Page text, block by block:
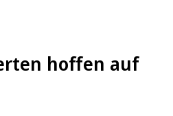
hoffen auf